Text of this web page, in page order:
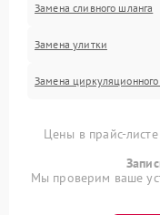
Замена сливного шланга
Замена улитки
Замена циркуляционного
Цены в прайс-
Мы проверим ваше